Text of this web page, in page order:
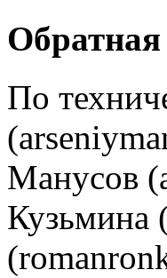
Обратная
По
Манусов
Кузьмина